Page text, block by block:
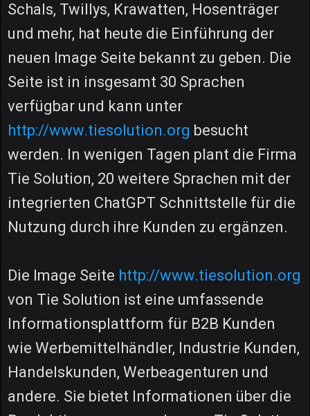
Schals, Twillys, Krawatten, Hosenträger
und mehr, hat heute die Einführung der
neuen Image Seite bekannt zu geben. Die
Seite ist in insgesamt 30 Sprachen
verfügbar und kann unter
http://www.tiesolution.org besucht
werden. In wenigen Tagen plant die Firma
Tie Solution, 20 weitere Sprachen mit der
integrierten ChatGPT Schnittstelle für die
Nutzung durch ihre Kunden zu ergänzen.
Die Image Seite http://www.tiesolution.org
von Tie Solution ist eine umfassende
Informationsplattform für B2B Kunden
wie Werbemittelhändler, Industrie Kunden,
Handelskunden, Werbeagenturen und
andere. Sie bietet Informationen über die